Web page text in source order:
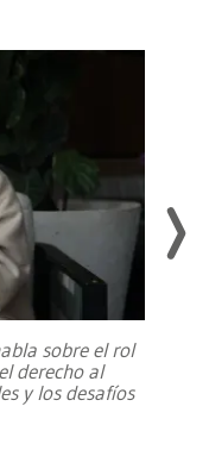
sobre el rol
derecho al
y los desafíos